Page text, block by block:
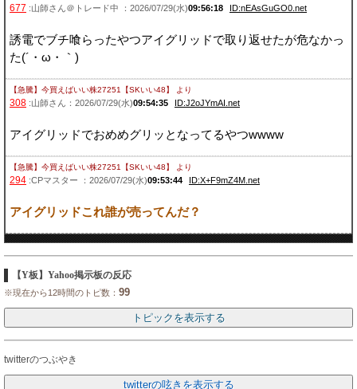
677 :山師さん＠トレード中 ：2026/07/29(水)09:56:18 ID:nEAsGuGO0.net
誘電でブチ喰らったやつアイグリッドで取り返せたが危なかっ
た(´・ω・｀)
【急騰】今買えばいい株27251【SKいい48】 より
308 :山師さん：2026/07/29(水)09:54:35 ID:J2oJYmAI.net
アイグリッドでおめめグリッとなってるやつwwww
【急騰】今買えばいい株27251【SKいい48】 より
294 :CPマスター ：2026/07/29(水)09:53:44 ID:X+F9mZ4M.net
アイグリッドこれ誰が売ってんだ？
【Y板】Yahoo掲示板の反応
※現在から12時間のトピ数： 99
twitterのつぶやき